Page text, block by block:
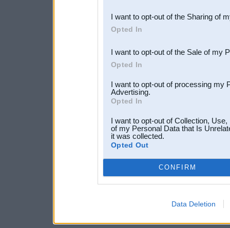
Downstream Participants
third parties.
I want to opt-out of the Sharing of
Opted In
I want to opt-out of the Sale of my
Opted In
I want to opt-out of processing my
Advertising.
Opted In
I want to opt-out of Collection,
of my Personal Data that Is
it was collected.
Opted Out
CONFIRM
Data Deletion